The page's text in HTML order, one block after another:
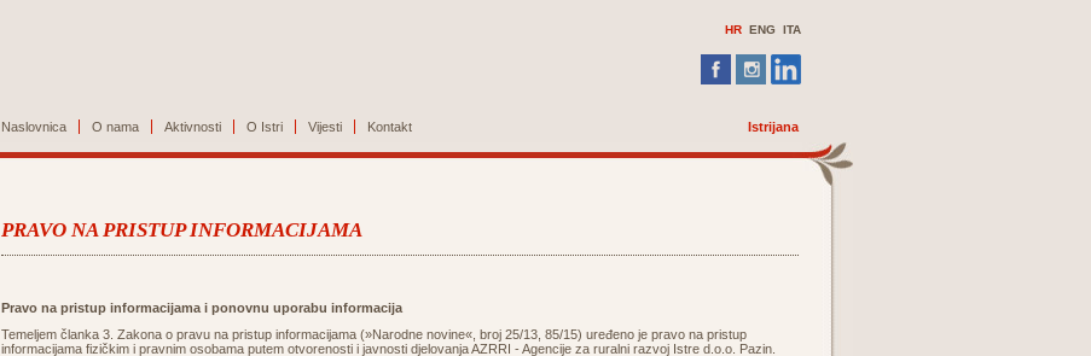
HR ENG ITA
Naslovnica O nama Aktivnosti O Istri Vijesti Kontakt Istrijana
PRAVO NA PRISTUP INFORMACIJAMA
Pravo na pristup informacijama i ponovnu uporabu informacija
Temeljem članka 3. Zakona o pravu na pristup informacijama (»Narodne novine«, broj 25/13, 85/15) uređeno je pravo na pristup
informacijama fizičkim i pravnim osobama putem otvorenosti i javnosti djelovanja AZRRI - Agencije za ruralni razvoj Istre d.o.o. Pazin.